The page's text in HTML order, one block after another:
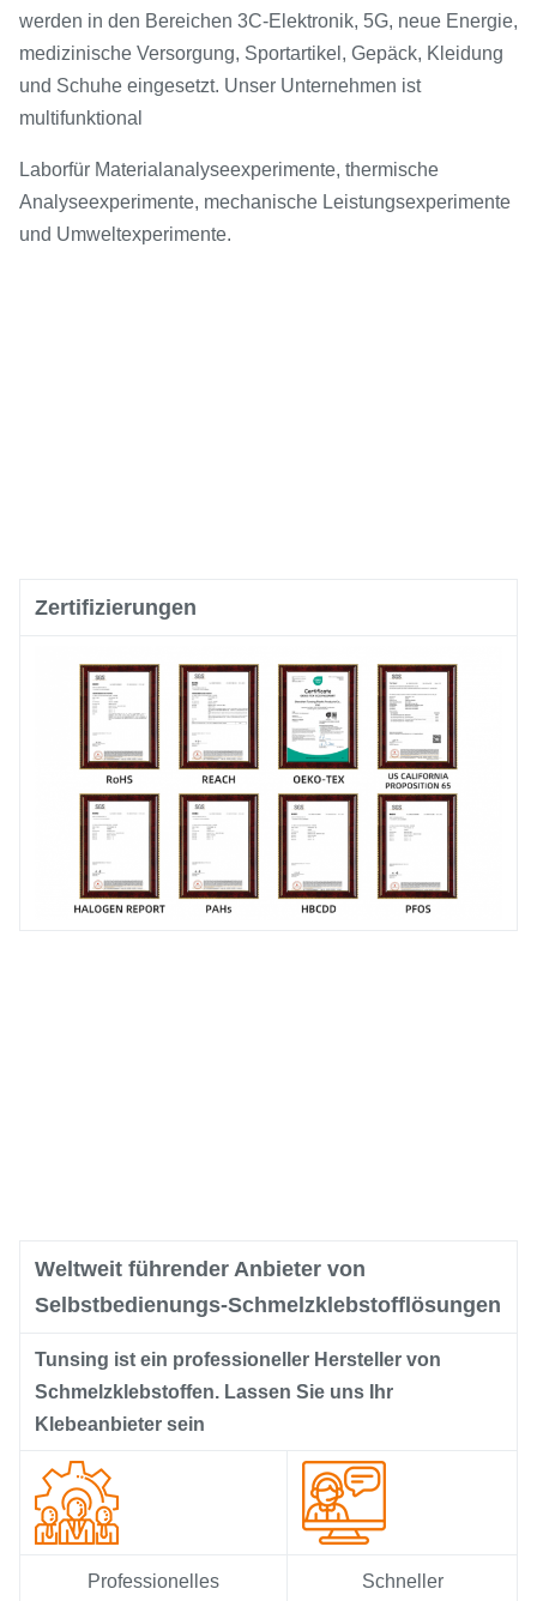
werden in den Bereichen 3C-Elektronik, 5G, neue Energie,
medizinische Versorgung, Sportartikel, Gepäck, Kleidung
und Schuhe eingesetzt. Unser Unternehmen ist
multifunktional
Laborfür Materialanalyseexperimente, thermische
Analyseexperimente, mechanische Leistungsexperimente
und Umweltexperimente.
Zertifizierungen
Weltweit führender Anbieter von
Selbstbedienungs-Schmelzklebstofflösungen
Tunsing ist ein professioneller Hersteller von
Schmelzklebstoffen. Lassen Sie uns Ihr
Klebeanbieter sein
Professionelles
Schneller